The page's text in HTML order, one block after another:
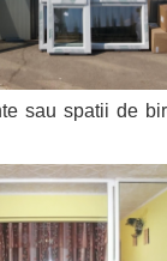
sau spatii de